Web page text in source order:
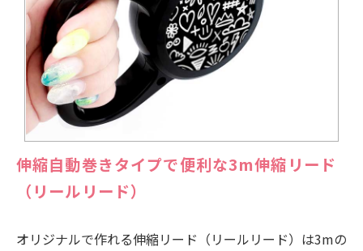
伸縮自動巻きタイプで便利な3m伸縮リード
（リールリード）
オリジナルで作れる伸縮リード（リールリード）は3mの